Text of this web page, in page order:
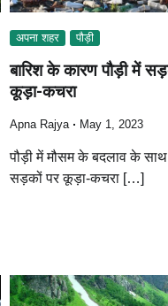
अपना शहर पौड़ी
बारिश के कारण पौड़ी में
कूड़ा-कचरा
Apna Rajya May 1, 2023
पौड़ी में मौसम के बदलाव के
सड़कों पर कूड़ा-कचरा […]